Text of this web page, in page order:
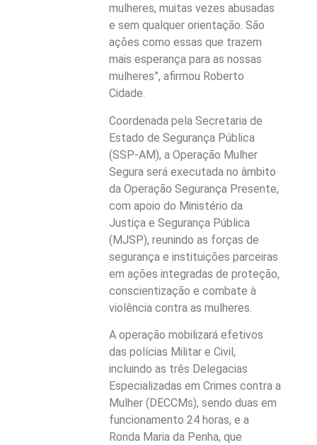
mulheres, muitas vezes abusadas
e sem qualquer orientação. São
ações como essas que trazem
mais esperança para as nossas
mulheres”, afirmou Roberto
Cidade.
Coordenada pela Secretaria de
Estado de Segurança Pública
(SSP-AM), a Operação Mulher
Segura será executada no âmbito
da Operação Segurança Presente,
com apoio do Ministério da
Justiça e Segurança Pública
(MJSP), reunindo as forças de
segurança e instituições parceiras
em ações integradas de proteção,
conscientização e combate à
violência contra as mulheres.
A operação mobilizará efetivos
das polícias Militar e Civil,
incluindo as três Delegacias
Especializadas em Crimes contra a
Mulher (DECCMs), sendo duas em
funcionamento 24 horas, e a
Ronda Maria da Penha, que